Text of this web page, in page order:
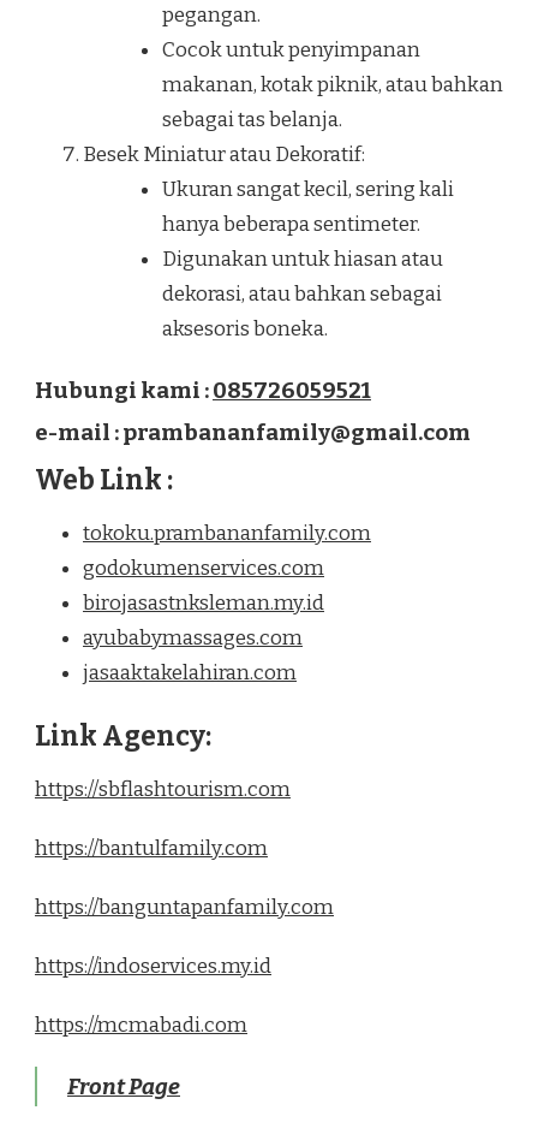
pegangan.
Cocok untuk penyimpanan
makanan, kotak piknik, atau bahkan
sebagai tas belanja.
Besek Miniatur atau Dekoratif:
Ukuran sangat kecil, sering kali
hanya beberapa sentimeter.
Digunakan untuk hiasan atau
dekorasi, atau bahkan sebagai
aksesoris boneka.
Hubungi kami :085726059521
e-mail : prambananfamily@gmail.com
Web Link :
tokoku.prambananfamily.com
godokumenservices.com
birojasastnksleman.my.id
ayubabymassages.com
jasaaktakelahiran.com
Link Agency:
https://sbflashtourism.com
https://bantulfamily.com
https://banguntapanfamily.com
https://indoservices.my.id
https://mcmabadi.com
Front Page